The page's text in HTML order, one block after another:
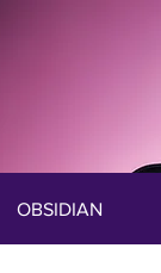
OBSIDIAN